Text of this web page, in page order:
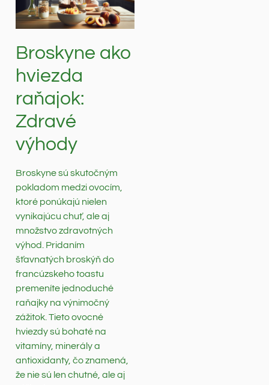
Broskyne ako
hviezda
raňajok:
Zdravé
výhody
Broskyne sú skutočným
pokladom medzi ovocím,
ktoré ponúkajú nielen
vynikajúcu chuť, ale aj
množstvo zdravotných
výhod. Pridaním
šťavnatých broskýň do
francúzskeho toastu
premeníte jednoduché
raňajky na výnimočný
zážitok. Tieto ovocné
hviezdy sú bohaté na
vitamíny, minerály a
antioxidanty, čo znamená,
že nie sú len chutné, ale aj